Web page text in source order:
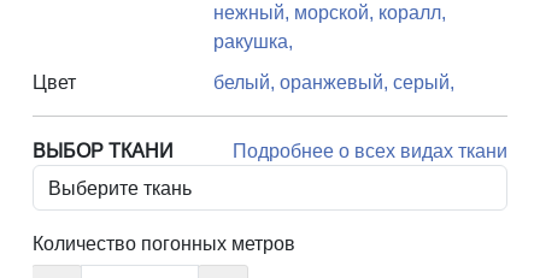
нежный, морской, коралл,
ракушка,
Цвет
белый, оранжевый, серый,
ВЫБОР ТКАНИ Подробнее о всех видах ткани
Количество погонных метров